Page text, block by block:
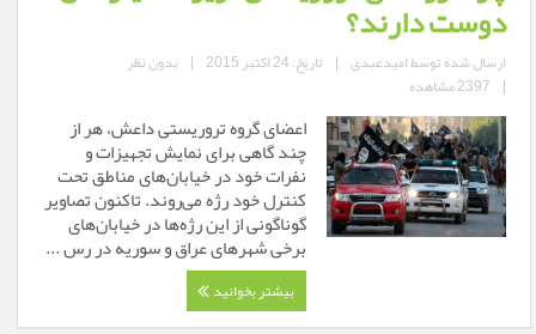
دوست دارند؟
ارسال شده توسطامیدعبدی | تاریخ: 24 اکتبر 2015 | بدون نظر
| 2397 مشاهده
اعضای گروه تروریستی داعش، هر از
چند گاهی برای نمایش تجهیزات و
نفرات خود در خیابان‌های مناطق تحت
کنترل خود رژه می‌روند. تاکنون تصاویر
گوناگونی از این رژه‌ها در خیابان‌های
برخی شهرهای عراق و سوریه در رس ...
بیشتر بخوانید